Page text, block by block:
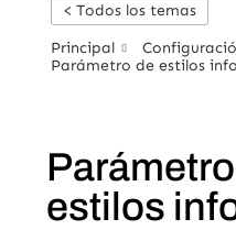
< Todos los temas
Principal
Parámetro de estilos
estilos